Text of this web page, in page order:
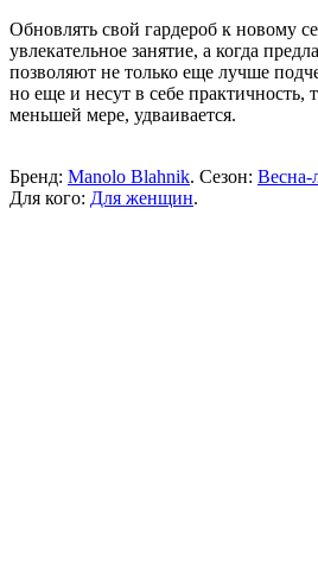
Обновлять свой гардероб к новому
увлекательное занятие, а когда
позволяют не только еще лучше
но еще и несут в себе практичность,
меньшей мере, удваивается.
Бренд: Manolo Blahnik. Сезон: Весна-
Для кого: Для женщин.